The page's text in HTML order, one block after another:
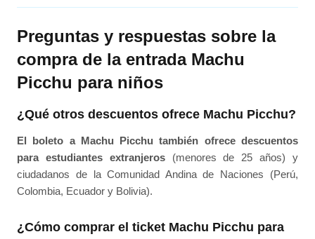
Preguntas y respuestas sobre la
compra de la entrada Machu
Picchu para niños
¿Qué otros descuentos ofrece Machu Picchu?
El boleto a Machu Picchu también ofrece descuentos
para estudiantes extranjeros(menores de 25 años) y
ciudadanos de la Comunidad Andina de Naciones (Perú,
Colombia, Ecuador y Bolivia).
¿Cómo comprar el ticket Machu Picchu para